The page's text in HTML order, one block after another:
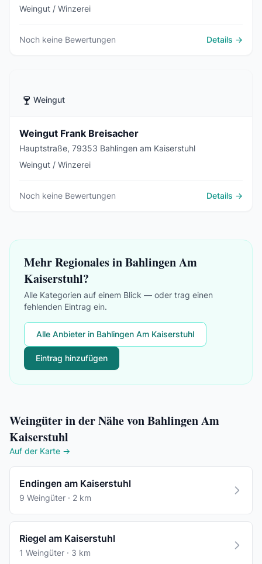
Weingut / Winzerei
Noch keine Bewertungen Details →
🍷 Weingut
Weingut Frank Breisacher
Hauptstraße, 79353 Bahlingen am Kaiserstuhl
Weingut / Winzerei
Noch keine Bewertungen Details →
Mehr Regionales in Bahlingen Am
Kaiserstuhl?
Alle Kategorien auf einem Blick — oder trag einen
fehlenden Eintrag ein.
Alle Anbieter in Bahlingen Am Kaiserstuhl
Eintrag hinzufügen
Weingüter in der Nähe von Bahlingen Am
Kaiserstuhl
Auf der Karte →
Endingen am Kaiserstuhl
9 Weingüter · 2 km
Riegel am Kaiserstuhl
1 Weingüter · 3 km